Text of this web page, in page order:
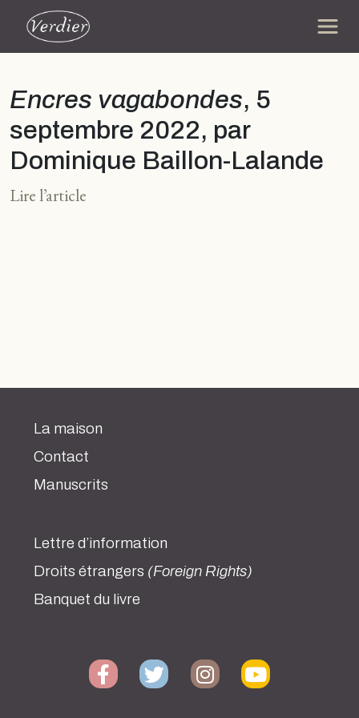
Encres vagabondes, 5
septembre 2022, par
Dominique Baillon-Lalande
Lire l’article
La maison
Contact
Manuscrits
Lettre d’information
Droits étrangers (Foreign Rights)
Banquet du livre